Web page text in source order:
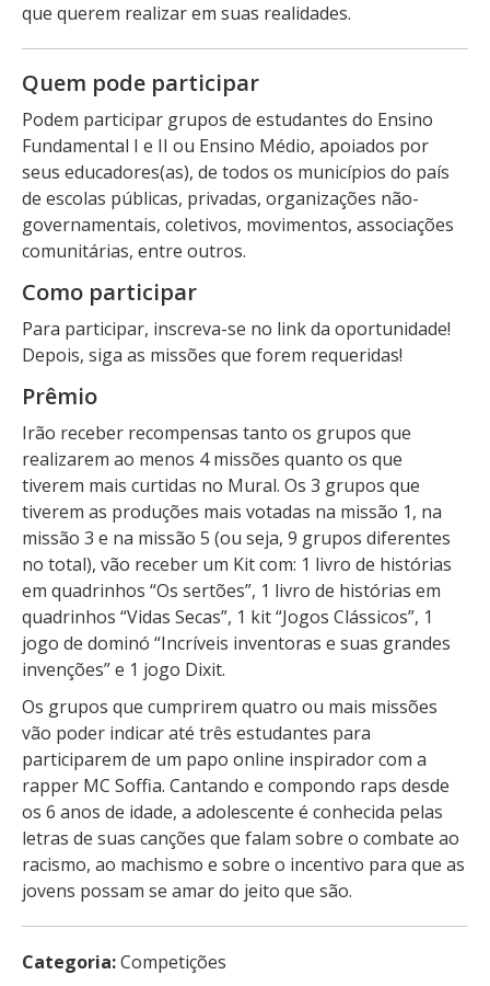
que querem realizar em suas realidades.
Quem pode participar
Podem participar grupos de estudantes do Ensino
Fundamental I e II ou Ensino Médio, apoiados por
seus educadores(as), de todos os municípios do país
de escolas públicas, privadas, organizações não-
governamentais, coletivos, movimentos, associações
comunitárias, entre outros.
Como participar
Para participar, inscreva-se no link da oportunidade!
Depois, siga as missões que forem requeridas!
Prêmio
Irão receber recompensas tanto os grupos que
realizarem ao menos 4 missões quanto os que
tiverem mais curtidas no Mural. Os 3 grupos que
tiverem as produções mais votadas na missão 1, na
missão 3 e na missão 5 (ou seja, 9 grupos diferentes
no total), vão receber um Kit com: 1 livro de histórias
em quadrinhos “Os sertões”, 1 livro de histórias em
quadrinhos “Vidas Secas”, 1 kit “Jogos Clássicos”, 1
jogo de dominó “Incríveis inventoras e suas grandes
invenções” e 1 jogo Dixit.
Os grupos que cumprirem quatro ou mais missões
vão poder indicar até três estudantes para
participarem de um papo online inspirador com a
rapper MC Soffia. Cantando e compondo raps desde
os 6 anos de idade, a adolescente é conhecida pelas
letras de suas canções que falam sobre o combate ao
racismo, ao machismo e sobre o incentivo para que as
jovens possam se amar do jeito que são.
Categoria:Competições